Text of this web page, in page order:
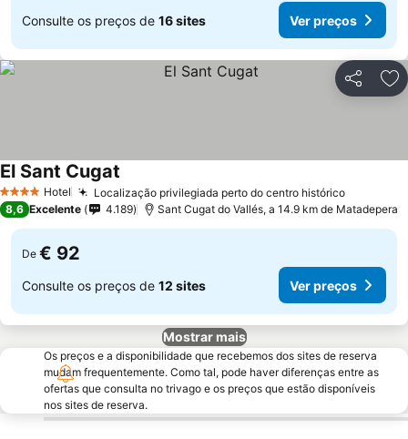
Consulte os preços de 16 sites Ver preços
Partilhar
4 EstrelasHotel Localização privilegiada perto do centro histórico
El Sant Cugat
8,6 Excelente 4.189 Sant Cugat do Vallés, a 14.9 km de Matadepera
De € 92
Consulte os preços de 12 sites Ver preços
Mostrar mais
Os preços e a disponibilidade que recebemos dos sites de reserva
mudam frequentemente. Como tal, pode haver diferenças entre as
ofertas que consulta no trivago e os preços que estão disponíveis
nos sites de reserva.